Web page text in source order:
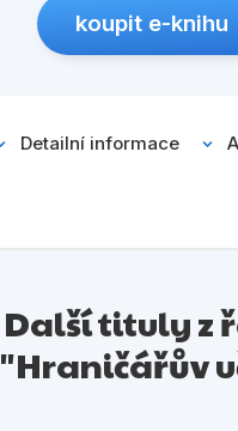
koupit e-knihu
Detailní informace
Další tituly z
"Hraničářův